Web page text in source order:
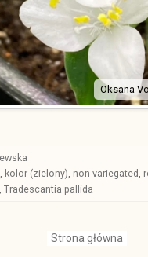
Oksana
kolor (zielony) non-variegated
Tradescantia pallida
Strona główna